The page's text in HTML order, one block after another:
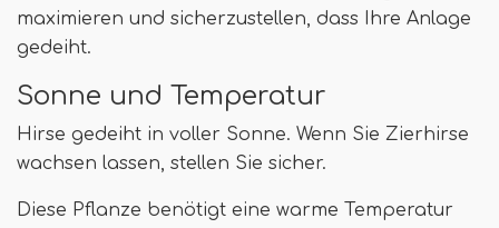
maximieren und sicherzustellen, dass Ihre Anlage
gedeiht.
Sonne und Temperatur
Hirse gedeiht in voller Sonne. Wenn Sie Zierhirse
wachsen lassen, stellen Sie sicher.
Diese Pflanze benötigt eine warme Temperatur